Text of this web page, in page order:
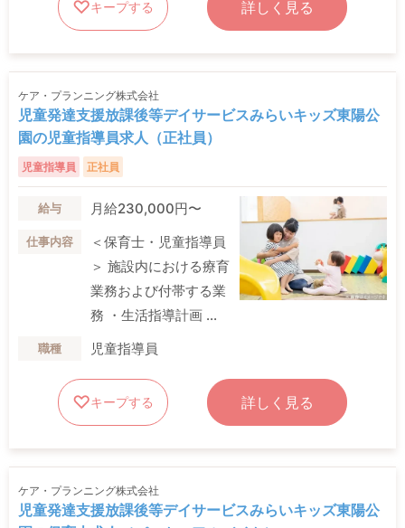
キープする 詳しく見る
ケア・プランニング株式会社
児童発達支援放課後等デイサービスみらいキッズ東陽公
園の児童指導員求人（正社員）
児童指導員 正社員
給与 月給230,000円〜
仕事内容
＜保育士・児童指導員
＞ 施設内における療育
業務および付帯する業
務 ・生活指導計画 ...
職種 児童指導員
キープする 詳しく見る
ケア・プランニング株式会社
児童発達支援放課後等デイサービスみらいキッズ東陽公